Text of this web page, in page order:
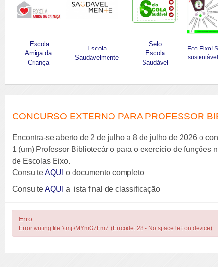
Escola
Amiga da
Criança
Escola
Saudávelmente
Selo
Escola
Saudável
Eco-Eixo!
CONCURSO EXTERNO PARA PROFESSOR
Encontra-se aberto de 2 de julho a 8 de julho de 2026 o
1 (um) Professor Bibliotecário para o exercício de funções
de Escolas Eixo.
ConsulteAQUI o documento completo!
ConsulteAQUI a lista final de classificação
Erro
Error writing file '/tmp/MYmG7Fm7' (Errcode: 28 - No space left on device)